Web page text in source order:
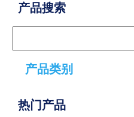
产品搜索
产品类别
热门产品